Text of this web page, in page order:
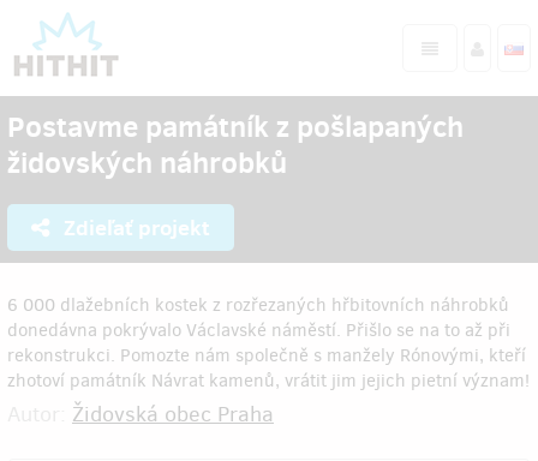
Postavme památník z pošlapaných
židovských náhrobků
Zdieľať projekt
6 000 dlažebních kostek z rozřezaných hřbitovních náhrobků
donedávna pokrývalo Václavské náměstí. Přišlo se na to až při
rekonstrukci. Pomozte nám společně s manžely Rónovými, kteří
zhotoví památník Návrat kamenů, vrátit jim jejich pietní význam!
Židovská obec Praha